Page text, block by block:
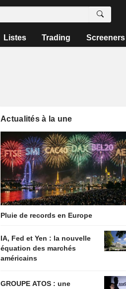
Listes Trading Screeners
Actualités à la une
Pluie de records en Europe
IA, Fed et Yen : la nouvelle
équation des marchés
américains
GROUPE ATOS : une